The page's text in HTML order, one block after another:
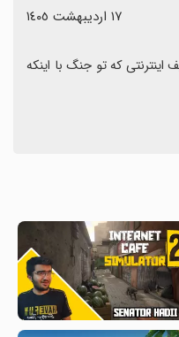
١٧ اردیبهشت ١٤٠٥